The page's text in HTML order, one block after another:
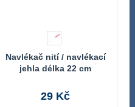
Navlékač nití / navlékací
jehla délka 22 cm
29 Kč